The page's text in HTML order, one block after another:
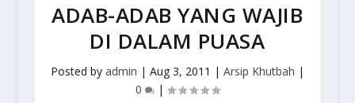
ADAB-ADAB YANG WAJIB
DI DALAM PUASA
Posted by admin | Aug 3, 2011 | Arsip Khutbah |
0
|